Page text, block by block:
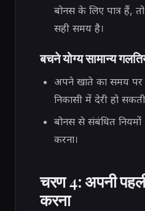
बोनस के लिए पात्र हैं,
सही समय है।
बचने योग्य सामान्य
अपने खाते का समय पर
निकासी में देरी हो
बोनस से संबंधित
करना।
चरण 4: अपनी
करना